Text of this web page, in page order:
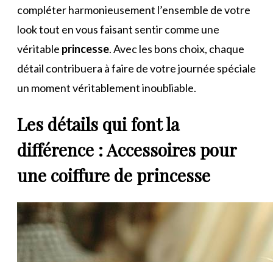
compléter harmonieusement l’ensemble de votre
look tout en vous faisant sentir comme une
véritable princesse. Avec les bons choix, chaque
détail contribuera à faire de votre journée spéciale
un moment véritablement inoubliable.
Les détails qui font la
différence : Accessoires pour
une coiffure de princesse